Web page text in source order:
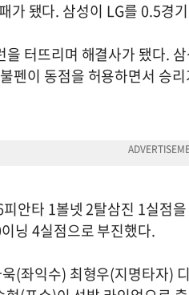
가 됐다. 삼성이 LG를 0.5경
을 터뜨리며 해결사가 됐다.
펜이 동점을 허용하면서 승
안타 1볼넷 2탈삼진 1실점
닝 4실점으로 부진했다.
(좌익수) 최형우(지명타자)